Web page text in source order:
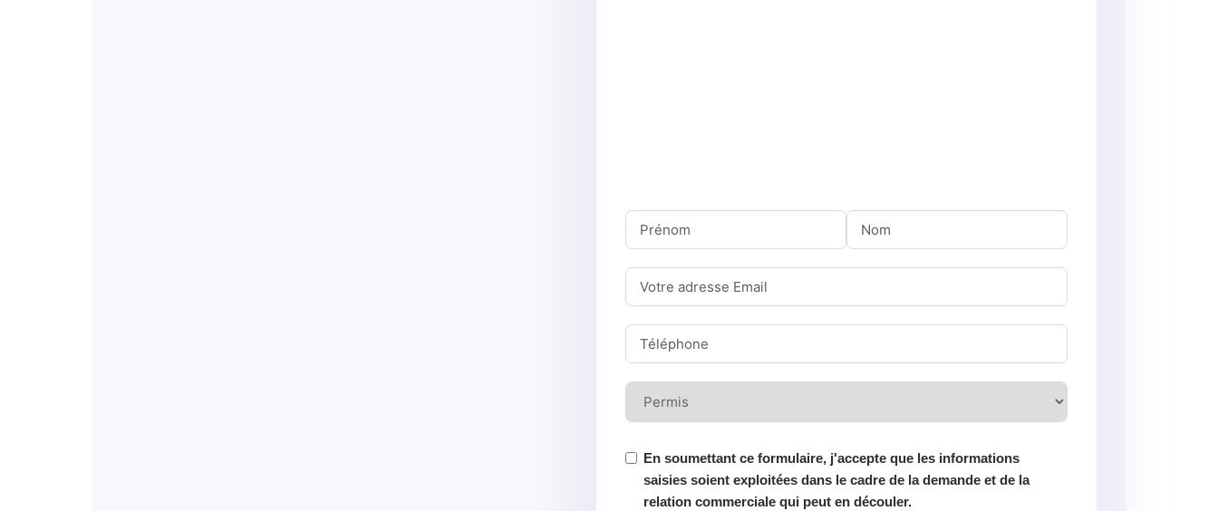
En soumettant ce formulaire, j'accepte que les informations
saisies soient exploitées dans le cadre de la demande et de la
relation commerciale qui peut en découler.